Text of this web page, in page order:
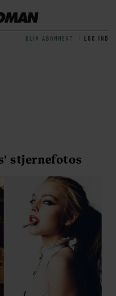
BLIV ABONNENT LOG IND
stjernefotos